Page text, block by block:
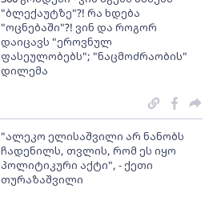
"ბლექაუტზე"?! რა ხდება
"ოცნებაში"?! ვინ და როგორ
დაიცავს "ეროვნულ
ფასეულობებს"; "ნაცმოძრაობის"
დილემა
"ალეკო ელისაშვილი არ ნანობს
ჩადენილს, თვლის, რომ ეს იყო
პოლიტიკური აქტი", - ქეთი
თურაზაშვილი